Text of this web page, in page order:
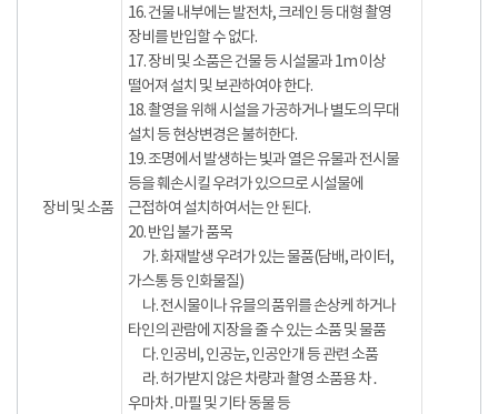
장비 및 소품
16. 건물 내부에는 발전차, 크레인 등 대형 촬영
장비를 반입할 수 없다.
17. 장비 및 소품은 건물 등 시설물과 1m 이상
떨어져 설치 및 보관하여야 한다.
18. 촬영을 위해 시설을 가공하거나 별도의 무대
설치 등 현상변경은 불허한다.
19. 조명에서 발생하는 빛과 열은 유물과 전시물
등을 훼손시킬 우려가 있으므로 시설물에
근접하여 설치하여서는 안 된다.
20. 반입 불가 품목
가. 화재발생 우려가 있는 물품(담배, 라이터,
가스통 등 인화물질)
나. 전시물이나 유믈의 품위를 손상케 하거나
타인의 관람에 지장을 줄 수 있는 소품 및 물품
다. 인공비, 인공눈, 인공안개 등 관련 소품
라. 허가받지 않은 차량과 촬영 소품용 차․
우마차․마필 및 기타 동물 등